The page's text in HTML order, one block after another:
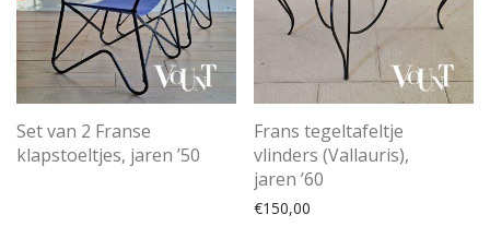
Set van 2 Franse
klapstoeltjes, jaren ’50
Frans tegeltafeltje
vlinders (Vallauris),
jaren ’60
€150,00